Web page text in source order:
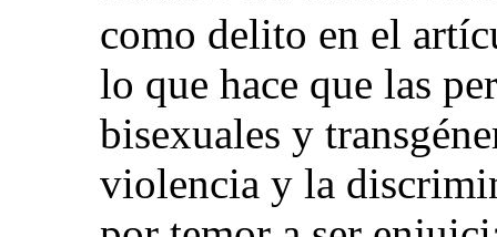
como delito en el
lo que hace que las
bisexuales y
violencia y la